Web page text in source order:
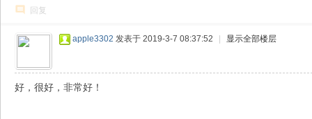
回复
apple3302 发表于 2019-3-7 08:37:52 显示全部楼层
好，很好，非常好！